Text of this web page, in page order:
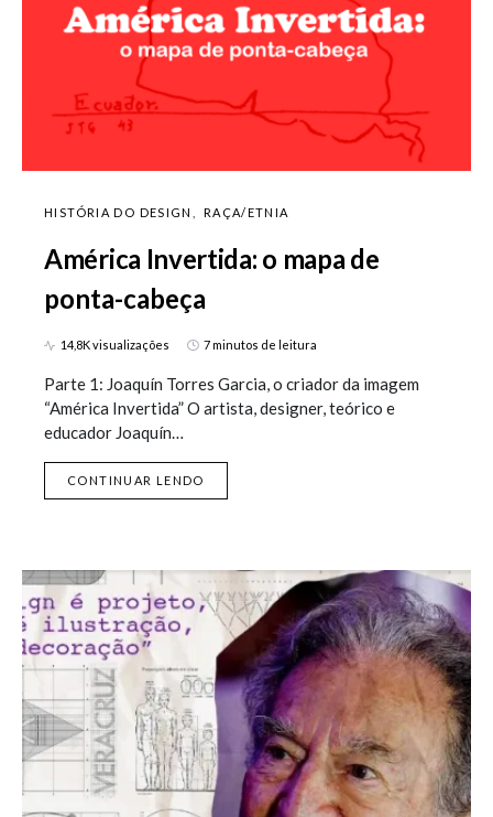
HISTÓRIA DO DESIGN RAÇA/ETNIA
América Invertida: o mapa de
ponta-cabeça
14,8K visualizações 7 minutos de leitura
Parte 1: Joaquín Torres Garcia, o criador da imagem
“América Invertida” O artista, designer, teórico e
educador Joaquín…
CONTINUAR LENDO